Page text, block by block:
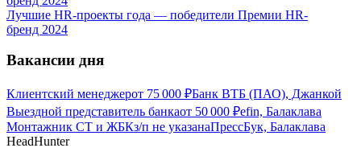
Лучшие HR-проекты года — победители Премии HR-
бренд 2024
Вакансии дня
Клиентский менеджерот 75 000 ₽Банк ВТБ (ПАО), Джанкой
Выездной представитель банкаот 50 000 ₽efin, Балаклава
Монтажник СТ и ЖБКз/п не указанаПрессБук, Балаклава
HeadHunter